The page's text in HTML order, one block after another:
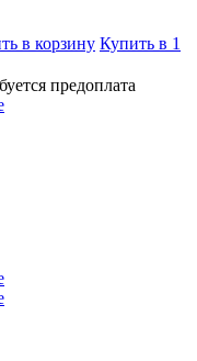
в корзину Купить в 1
предоплата